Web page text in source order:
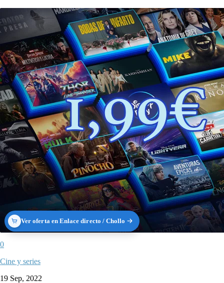
Ver oferta en Enlace directo / Chollo
0
Cine y series
19 Sep, 2022